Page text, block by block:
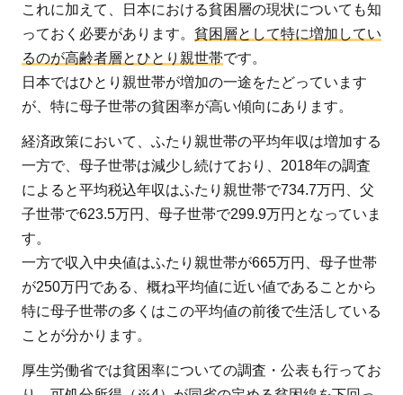
これに加えて、日本における貧困層の現状についても知
っておく必要があります。 貧困層として特に増加してい
るのが高齢者層とひとり親世帯です。
日本ではひとり親世帯が増加の一途をたどっています
が、特に母子世帯の貧困率が高い傾向にあります。
経済政策において、ふたり親世帯の平均年収は増加する
一方で、母子世帯は減少し続けており、2018年の調査
によると平均税込年収はふたり親世帯で734.7万円、父
子世帯で623.5万円、母子世帯で299.9万円となっていま
す。
一方で収入中央値はふたり親世帯が665万円、母子世帯
が250万円である、概ね平均値に近い値であることから
特に母子世帯の多くはこの平均値の前後で生活している
ことが分かります。
厚生労働省では貧困率についての調査・公表も行ってお